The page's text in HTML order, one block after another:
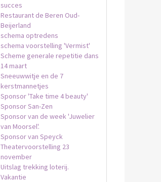
succes
Restaurant de Beren Oud-
Beijerland
schema optredens
schema voorstelling 'Vermist'
Scheme generale repetitie dans
14 maart
Sneeuwwitje en de 7
kerstmannetjes
Sponsor 'Take time 4 beauty'
Sponsor San-Zen
Sponsor van de week 'Juwelier
van Moorsel'.
Sponsor van Speyck
Theatervoorstelling 23
november
Uitslag trekking loterij.
Vakantie